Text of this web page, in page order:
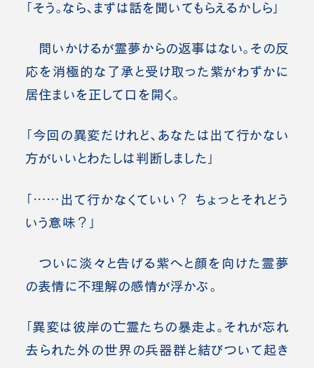
「そう。なら、まずは話を聞いてもらえるかしら」
問いかけるが霊夢からの返事はない。その反
応を消極的な了承と受け取った紫がわずかに
居住まいを正して口を開く。
「今回の異変だけれど、あなたは出て行かない
方がいいとわたしは判断しました」
「……出て行かなくていい？ ちょっとそれどう
いう意味？」
ついに淡々と告げる紫へと顔を向けた霊夢
の表情に不理解の感情が浮かぶ。
「異変は彼岸の亡霊たちの暴走よ。それが忘れ
去られた外の世界の兵器群と結びついて起き